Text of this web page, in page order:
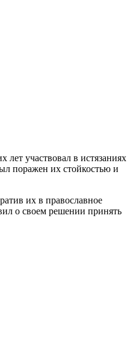
участвовал в истязаниях
поражен их стойкостью и
их в православное
о своем решении принять